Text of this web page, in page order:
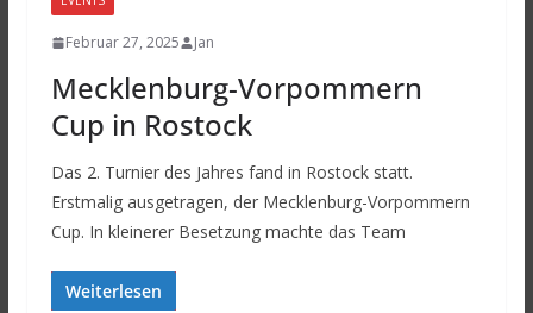
Februar 27, 2025 Jan
Mecklenburg-Vorpommern
Cup in Rostock
Das 2. Turnier des Jahres fand in Rostock statt.
Erstmalig ausgetragen, der Mecklenburg-Vorpommern
Cup. In kleinerer Besetzung machte das Team
Weiterlesen